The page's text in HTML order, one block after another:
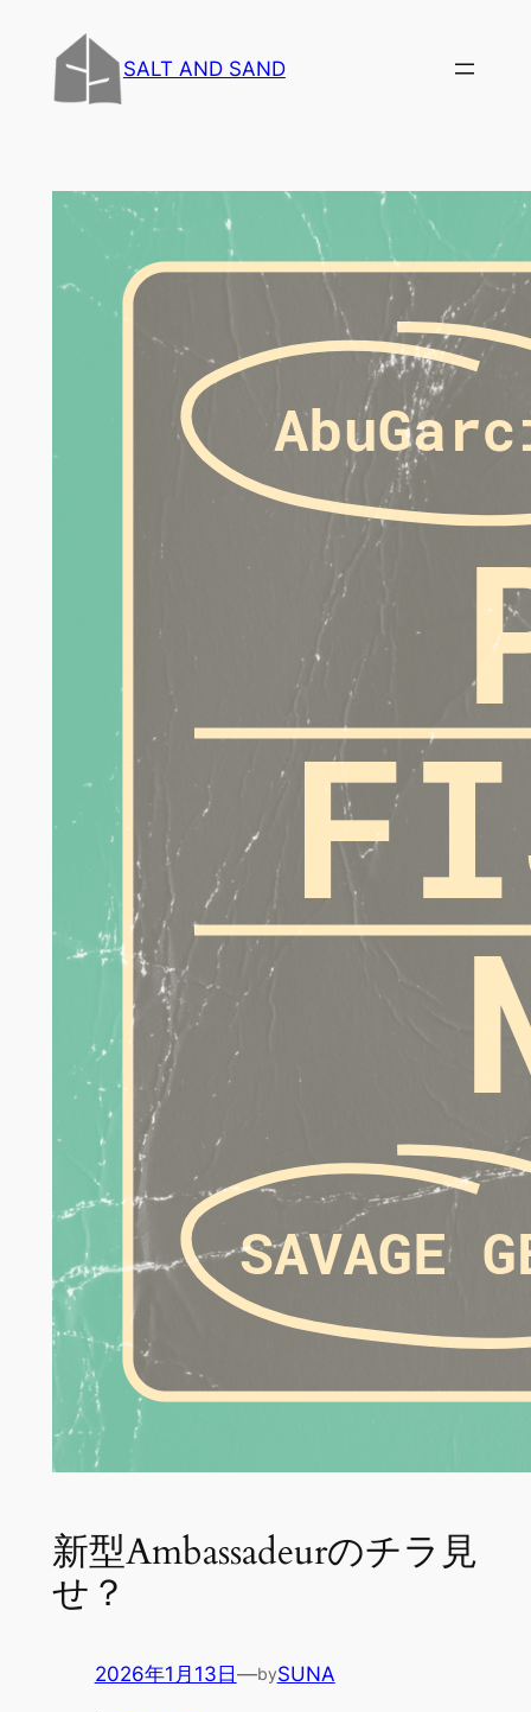
SALT AND SAND
新型Ambassadeurのチラ見
せ？
2026年1月13日 —bySUNA